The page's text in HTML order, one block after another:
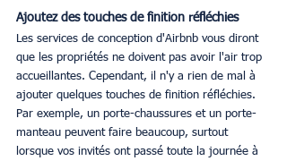
Ajoutez des touches de finition réfléchies
Les services de conception d'Airbnb vous diront
que les propriétés ne doivent pas avoir l'air trop
accueillantes. Cependant, il n'y a rien de mal à
ajouter quelques touches de finition réfléchies.
Par exemple, un porte-chaussures et un porte-
manteau peuvent faire beaucoup, surtout
lorsque vos invités ont passé toute la journée à